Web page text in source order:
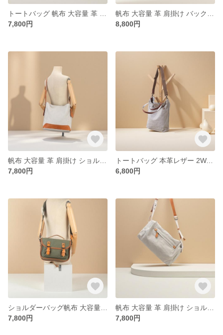
7,800円
8,800円
7,800円
トートバッグ 本革レザー 2WAY ハンドメイド 通学通勤 帆布 通学 888333
6,800円
7,800円
7,800円